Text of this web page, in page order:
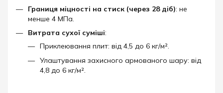
Границя міцності на стиск (через 28 діб): не
менше 4 МПа.
Витрата сухої суміші:
Приклеювання плит: від 4,5 до 6 кг/м².
Улаштування захисного армованого шару: від
4,8 до 6 кг/м².​